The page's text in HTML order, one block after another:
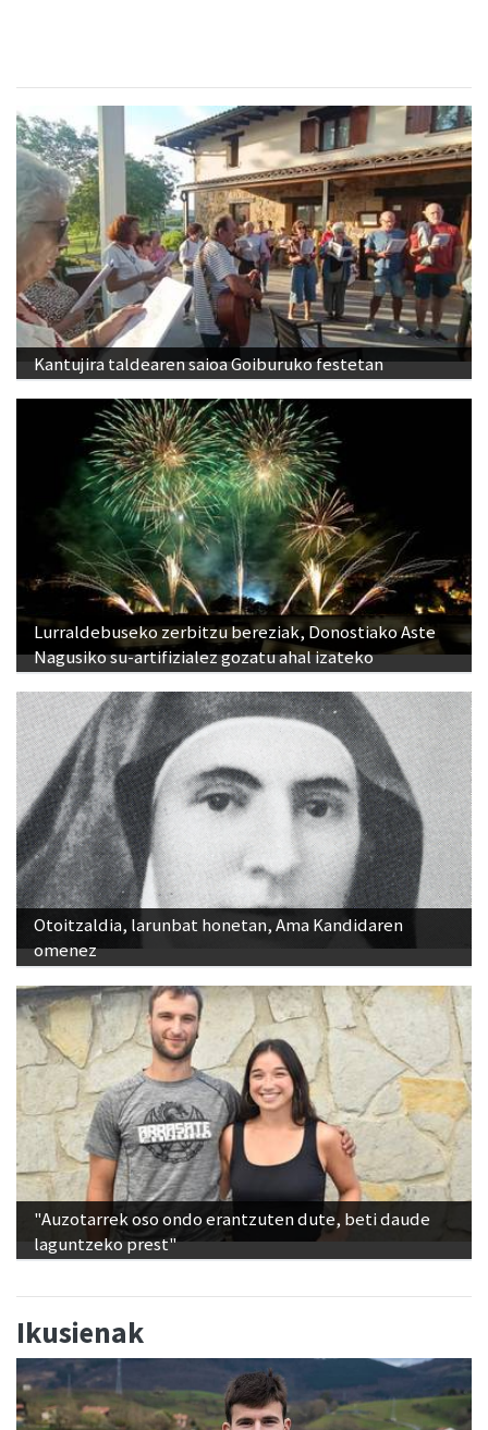
Kantujira taldearen saioa Goiburuko festetan
Lurraldebuseko zerbitzu bereziak, Donostiako Aste
Nagusiko su-artifizialez gozatu ahal izateko
Otoitzaldia, larunbat honetan, Ama Kandidaren
omenez
"Auzotarrek oso ondo erantzuten dute, beti daude
laguntzeko prest"
Ikusienak